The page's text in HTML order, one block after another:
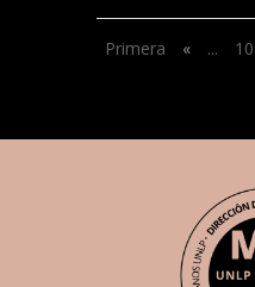
Primera « ... 10